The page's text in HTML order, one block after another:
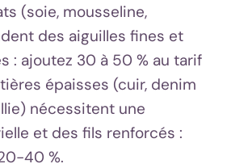
(soie, mousseline,
des aiguilles fines et
: ajoutez 30 à 50 % au tarif
épaisses (cuir, denim
nécessitent une
et des fils renforcés :
40 %.